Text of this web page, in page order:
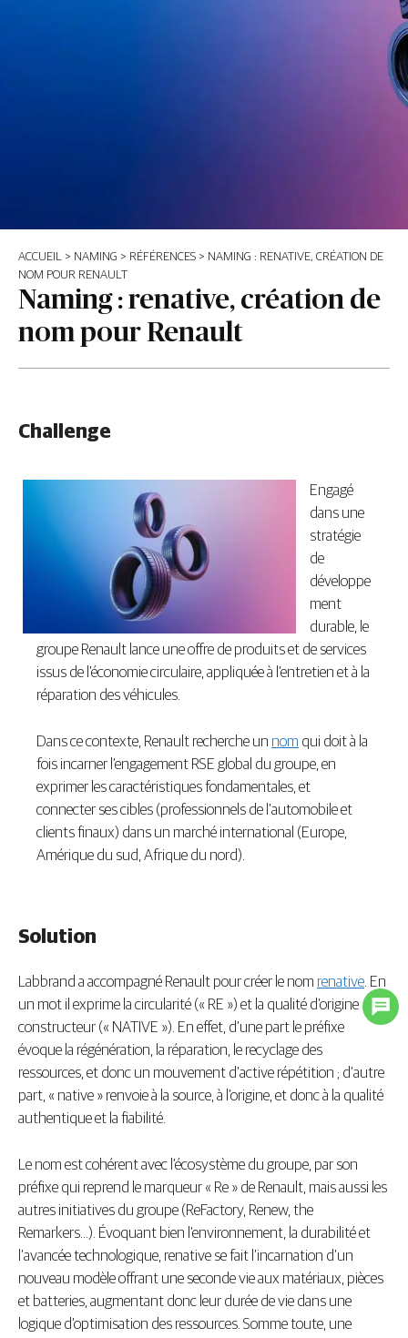
ACCUEIL > NAMING > RÉFÉRENCES > NAMING : RENATIVE, CRÉATION DE
NOM POUR RENAULT
Naming : renative, création de
nom pour Renault
Challenge
Engagé
dans une
stratégie
de
développe
ment
durable, le
groupe Renault lance une offre de produits et de services
issus de l’économie circulaire, appliquée à l’entretien et à la
réparation des véhicules.
Dans ce contexte, Renault recherche un nom qui doit à la
fois incarner l’engagement RSE global du groupe, en
exprimer les caractéristiques fondamentales, et
connecter ses cibles (professionnels de l’automobile et
clients finaux) dans un marché international (Europe,
Amérique du sud, Afrique du nord).
Solution
Labbrand a accompagné Renault pour créer le nom renative. En
un mot il exprime la circularité (« RE ») et la qualité d’origine
constructeur (« NATIVE »). En effet, d’une part le préfixe
évoque la régénération, la réparation, le recyclage des
ressources, et donc un mouvement d’active répétition ; d’autre
part, « native » renvoie à la source, à l’origine, et donc à la qualité
authentique et la fiabilité.
Le nom est cohérent avec l’écosystème du groupe, par son
préfixe qui reprend le marqueur « Re » de Renault, mais aussi les
autres initiatives du groupe (ReFactory, Renew, the
Remarkers…). Évoquant bien l’environnement, la durabilité et
l’avancée technologique, renative se fait l’incarnation d’un
nouveau modèle offrant une seconde vie aux matériaux, pièces
et batteries, augmentant donc leur durée de vie dans une
logique d’optimisation des ressources. Somme toute, une